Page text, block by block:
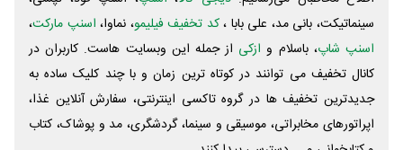
سینماتیکت، بانی مد، علی‌ بابا ،کد تخفیف فیلیمو، نماوا، اسنپ مارکت،
اسنپ شاپ، باسلام و ازکی از جمله این وبسایت ‌هاست. کاربران در
کانال تخفیف می توانند در کوتاه ترین زمان و با چند کلیک ساده به
جدیدترین تخفیف ها در گروه تاکسی اینترنتی، سفارش آنلاین غذا،
اپراتورهای مخابراتی، موسیقی و سینما، گردشگری، مد و پوشاک، کتاب